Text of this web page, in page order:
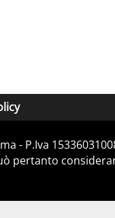
- P.Iva
pertanto